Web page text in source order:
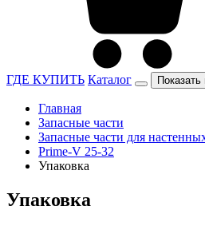
ГДЕ КУПИТЬ Каталог
Главная
Запасные части
Запасные части для
Prime-V 25-32
Упаковка
Упаковка